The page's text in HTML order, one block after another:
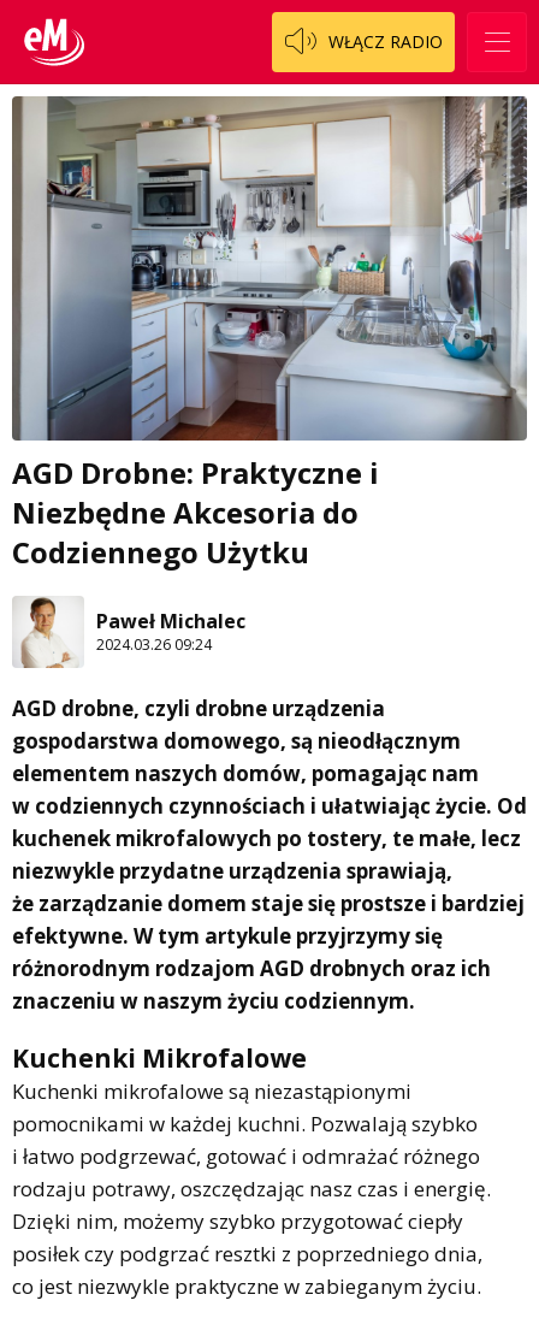
WŁĄCZ RADIO
AGD Drobne: Praktyczne i
Niezbędne Akcesoria do
Codziennego Użytku
Paweł Michalec
2024.03.26 09:24
AGD drobne, czyli drobne urządzenia
gospodarstwa domowego, są nieodłącznym
elementem naszych domów, pomagając nam
w codziennych czynnościach i ułatwiając życie. Od
kuchenek mikrofalowych po tostery, te małe, lecz
niezwykle przydatne urządzenia sprawiają,
że zarządzanie domem staje się prostsze i bardziej
efektywne. W tym artykule przyjrzymy się
różnorodnym rodzajom AGD drobnych oraz ich
znaczeniu w naszym życiu codziennym.
Kuchenki Mikrofalowe
Kuchenki mikrofalowe są niezastąpionymi
pomocnikami w każdej kuchni. Pozwalają szybko
i łatwo podgrzewać, gotować i odmrażać różnego
rodzaju potrawy, oszczędzając nasz czas i energię.
Dzięki nim, możemy szybko przygotować ciepły
posiłek czy podgrzać resztki z poprzedniego dnia,
co jest niezwykle praktyczne w zabieganym życiu.